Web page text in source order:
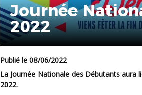
Journée
2022
Publié le 08/06/2022
La Journée Nationale des Débutants aura lieu le samedi 11 (U7) et dimanche 12 juin (U9)
2022.